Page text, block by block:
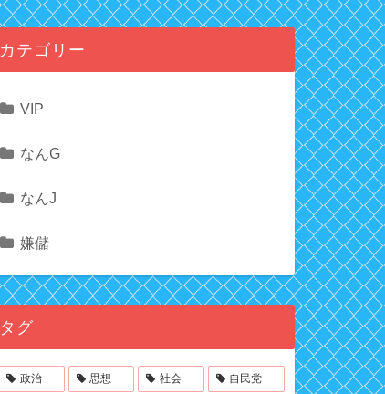
カテゴリー
VIP
なんG
なんJ
嫌儲
タグ
政治 思想 社会 自民党